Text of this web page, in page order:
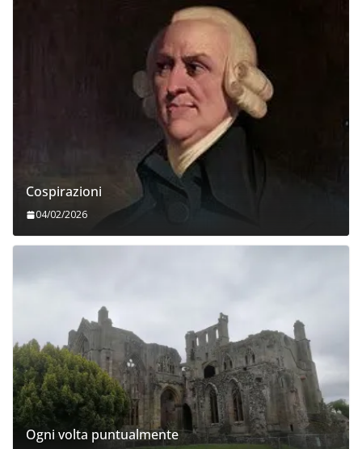
Cospirazioni
04/02/2026
Ogni volta puntualmente